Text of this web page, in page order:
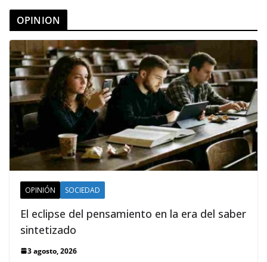
OPINION
OPINIÓN SOCIEDAD
El eclipse del pensamiento en la era del saber
sintetizado
3 agosto, 2026